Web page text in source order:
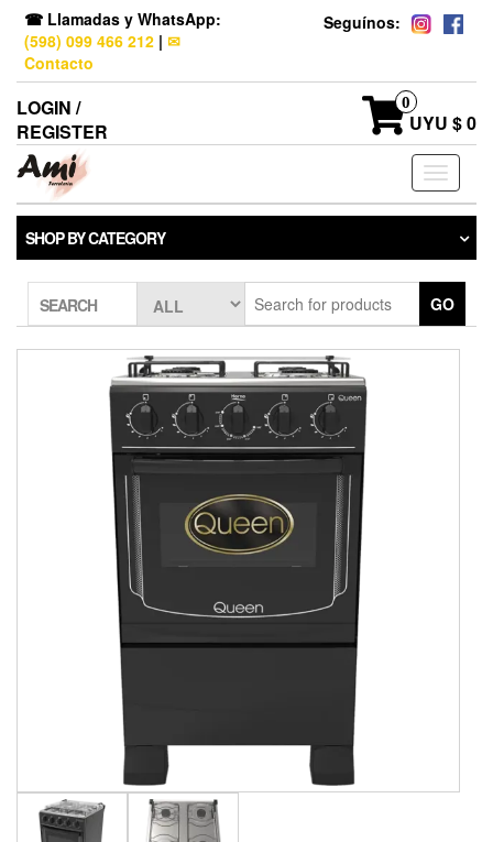
☎ Llamadas y WhatsApp:
(598) 099 466 212 | ✉
Contacto
Seguínos:
LOGIN /
REGISTER
0
UYU $ 0
Toggle
SHOP BY CATEGORY
SEARCH GO